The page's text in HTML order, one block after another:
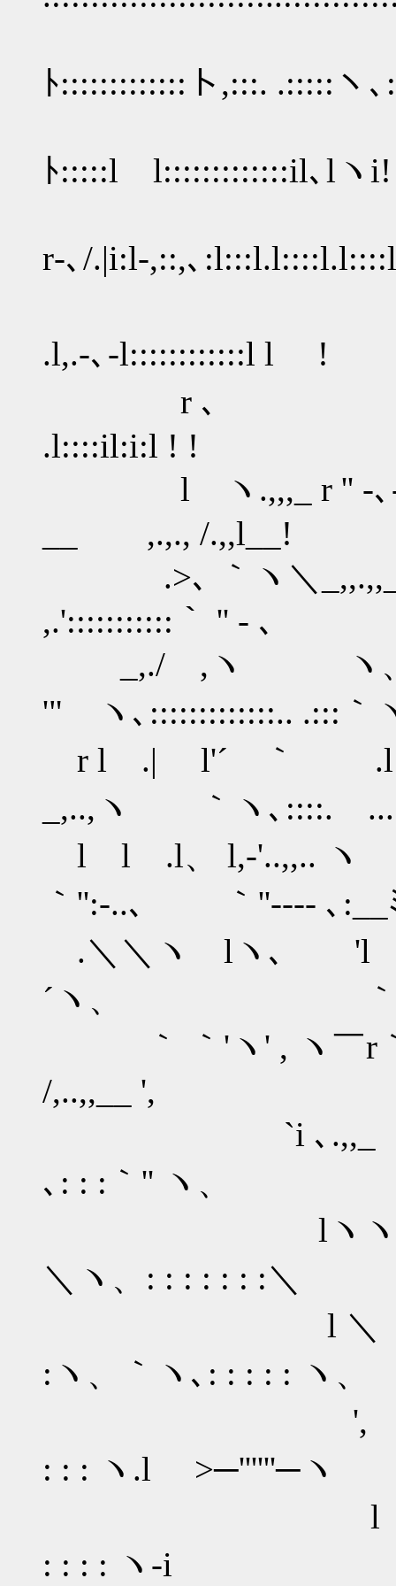
ﾄ:::::::::::::ト,:::. .:::::ヽ
ﾄ:::::l l:::::::::::::il､lヽ
r‐､/.|i:l‐,::,､
.l,.-､‐l::::::::::::l l !
r ､ ゝ､,l !
.l::::il:i:l ! !
l ヽ.,,,_ r '' ‐､-
__ ,.,., /.,,l__!
.>､ ｀ヽ＼
,.':::::::::::｀ '' ‐ ､
_,./ ,ヽ ヽ、ヽ
'" ヽ､:::::::::::::.. .:::｀
r l .| l'´ ｀ .l l
_,..,ヽ ｀ヽ､::::.
l l .l、 l,-'..,,.. ヽ
｀'':‐..､ ｀''‐--- ､:__
.＼＼ヽ lヽ､ 'l ヽ
´ヽ、
｀ ｀'ヽ' , ヽ￣r
/,..,,__ ',
`i ､.,,_ ヽ
､: : :｀'' ヽ、
lヽヽ
＼ヽ、: : : : : : :＼
l
:ヽ、｀ヽ､: : : : : ヽ、
',
: : : ヽ.l >─''''''─ヽ
l
: : : : ヽ‐i